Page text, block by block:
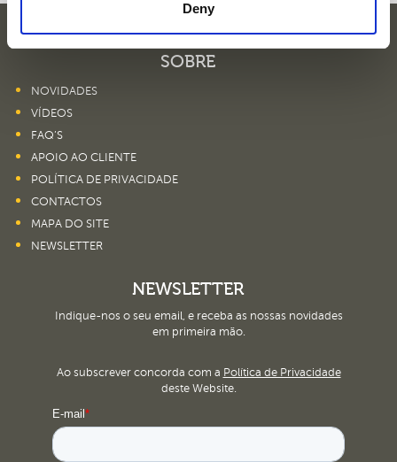
Deny
SOBRE
NOVIDADES
VÍDEOS
FAQ’S
APOIO AO CLIENTE
POLÍTICA DE PRIVACIDADE
CONTACTOS
MAPA DO SITE
NEWSLETTER
NEWSLETTER
Indique-nos o seu email, e receba as nossas novidades
em primeira mão.
Ao subscrever concorda com a Política de Privacidade
deste Website.